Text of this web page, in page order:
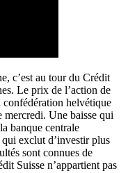
c’est au tour du Crédit
Le prix de l’action de
confédération helvétique
mercredi. Une baisse qui
banque centrale
exclut d’investir plus
sont connues de
Suisse n’appartient pas